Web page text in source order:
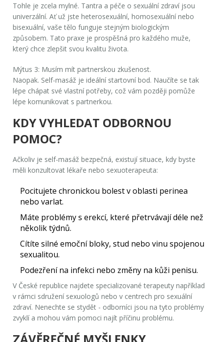
Tohle je zcela mylné. Tantra a péče o sexuální zdraví jsou
univerzální. Ať už jste heterosexuální, homosexuální nebo
bisexuální, vaše tělo funguje stejným biologickým
způsobem. Tato praxe je prospěšná pro každého muže,
který chce zlepšit svou kvalitu života.
Mýtus 3: Musím mít partnerskou zkušenost.
Naopak. Self-masáž je ideální startovní bod. Naučíte se tak
lépe chápat své vlastní potřeby, což vám později pomůže
lépe komunikovat s partnerkou.
KDY VYHLEDAT ODBORNOU
POMOC?
Ačkoliv je self-masáž bezpečná, existují situace, kdy byste
měli konzultovat lékaře nebo sexuoterapeuta:
Pocitujete chronickou bolest v oblasti perinea
nebo varlat.
Máte problémy s erekcí, které přetrvávají déle než
několik týdnů.
Cítíte silné emoční bloky, stud nebo vinu spojenou
sexualitou.
Podezření na infekci nebo změny na kůži penisu.
V České republice najdete specializované terapeuty například
v rámci sdružení sexuologů nebo v centrech pro sexuální
zdraví. Nenechte se stydět - odborníci jsou na tyto problémy
zvyklí a mohou vám pomoci najít příčinu problému.
ZÁVĚREČNÉ MYŠLENKY